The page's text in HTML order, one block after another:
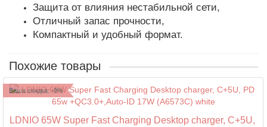
Защита от влияния нестабильной сети,
Отличный запас прочности,
Компактный и удобный формат.
Похожие товары
Ваша скидка: -9%
LDNIO 65W Super Fast Charging Desktop charger, C+5U,